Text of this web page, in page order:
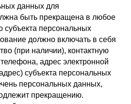
данных для
быть прекращена в любое
субъекта персональных
должно включать в себя
(при наличии), контактную
адрес электронной
субъекта персональных
персональных данных,
прекращению.